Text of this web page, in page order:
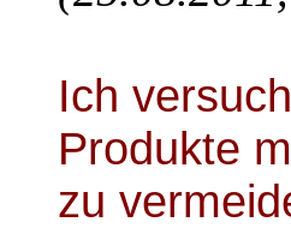
Ich
Produkte
zu